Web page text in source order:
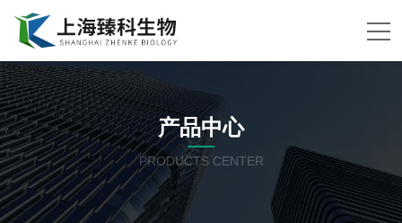
产品中心
PRODUCTS CENTER